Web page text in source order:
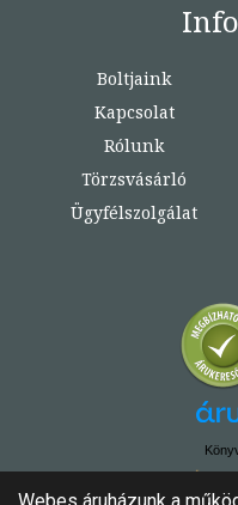
Boltjaink
Kapcsolat
Rólunk
Törzsvásárló
Ügyfélszolgálat